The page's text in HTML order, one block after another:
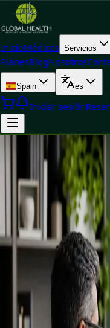
InicioMédicos Servicios
PlanesBlogNosotros
Spain es
Iniciar sesión